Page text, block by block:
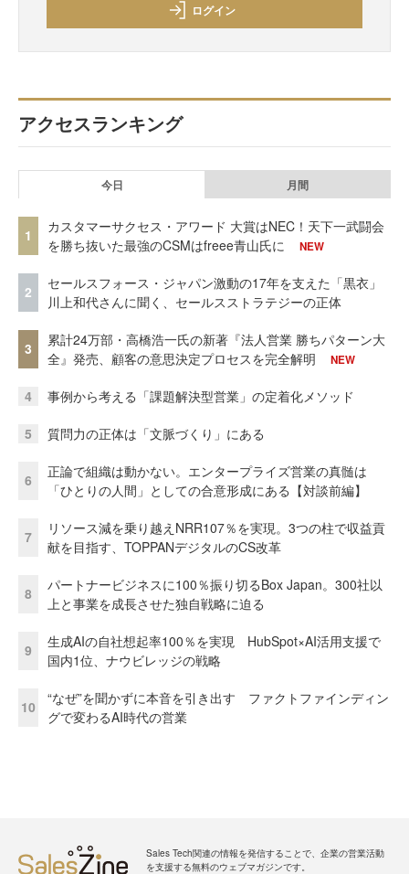
ログイン
アクセスランキング
今日 月間
1
カスタマーサクセス・アワード 大賞はNEC！天下一武闘会
を勝ち抜いた最強のCSMはfreee青山氏に
NEW
2
セールスフォース・ジャパン激動の17年を支えた「黒衣」
川上和代さんに聞く、セールスストラテジーの正体
3
累計24万部・高橋浩一氏の新著『法人営業 勝ちパターン大
全』発売、顧客の意思決定プロセスを完全解明
NEW
4 事例から考える「課題解決型営業」の定着化メソッド
5 質問力の正体は「文脈づくり」にある
6
正論で組織は動かない。エンタープライズ営業の真髄は
「ひとりの人間」としての合意形成にある【対談前編】
7
リソース減を乗り越えNRR107％を実現。3つの柱で収益貢
献を目指す、TOPPANデジタルのCS改革
8
パートナービジネスに100％振り切るBox Japan。300社以
上と事業を成長させた独自戦略に迫る
9
生成AIの自社想起率100％を実現 HubSpot×AI活用支援で
国内1位、ナウビレッジの戦略
10
“なぜ”を聞かずに本音を引き出す ファクトファインディン
グで変わるAI時代の営業
Sales Tech関連の情報を発信することで、企業の営業活動
を支援する無料のウェブマガジンです。